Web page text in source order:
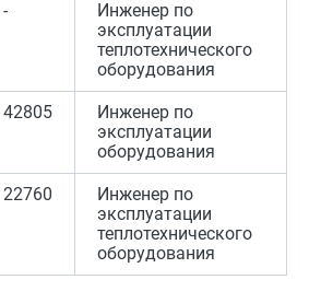
-
Инженер по
эксплуатации
теплотехнического
оборудования
42805
Инженер по
эксплуатации
оборудования
22760
Инженер по
эксплуатации
теплотехнического
оборудования